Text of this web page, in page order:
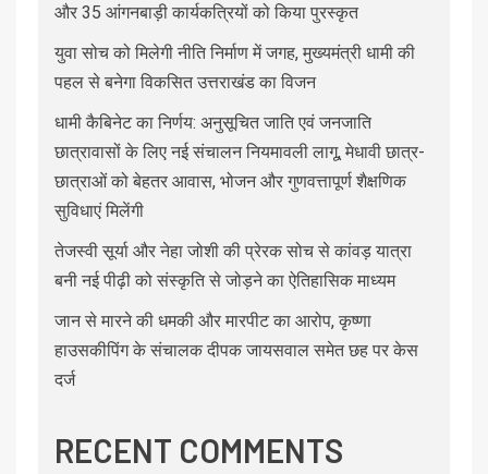
और 35 आंगनबाड़ी कार्यकत्रियों को किया पुरस्कृत
युवा सोच को मिलेगी नीति निर्माण में जगह, मुख्यमंत्री धामी की
पहल से बनेगा विकसित उत्तराखंड का विजन
धामी कैबिनेट का निर्णय: अनुसूचित जाति एवं जनजाति
छात्रावासों के लिए नई संचालन नियमावली लागू, मेधावी छात्र-
छात्राओं को बेहतर आवास, भोजन और गुणवत्तापूर्ण शैक्षणिक
सुविधाएं मिलेंगी
तेजस्वी सूर्या और नेहा जोशी की प्रेरक सोच से कांवड़ यात्रा
बनी नई पीढ़ी को संस्कृति से जोड़ने का ऐतिहासिक माध्यम
जान से मारने की धमकी और मारपीट का आरोप, कृष्णा
हाउसकीपिंग के संचालक दीपक जायसवाल समेत छह पर केस
दर्ज
RECENT COMMENTS